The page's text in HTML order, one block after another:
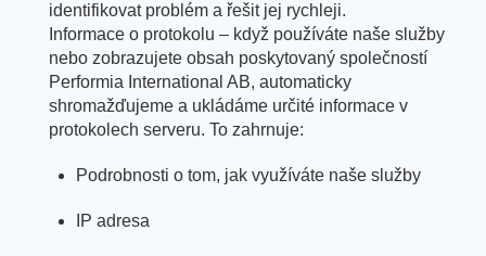
identifikovat problém a řešit jej rychleji.
Informace o protokolu – když používáte naše služby
nebo zobrazujete obsah poskytovaný společností
Performia International AB, automaticky
shromažďujeme a ukládáme určité informace v
protokolech serveru. To zahrnuje:
Podrobnosti o tom, jak využíváte naše služby
IP adresa